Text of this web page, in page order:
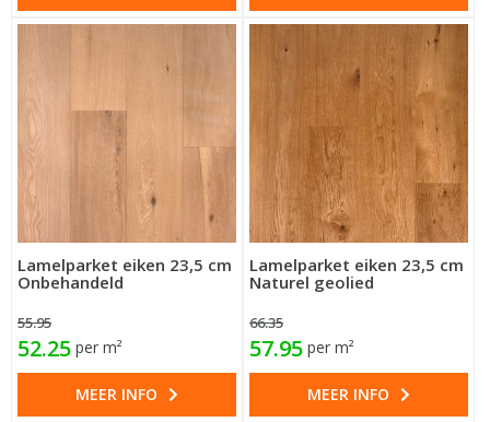
Lamelparket eiken 23,5 cm
Onbehandeld
55.95
52.25 per m²
MEER INFO
Lamelparket eiken 23,5 cm
Naturel geolied
66.35
57.95 per m²
MEER INFO